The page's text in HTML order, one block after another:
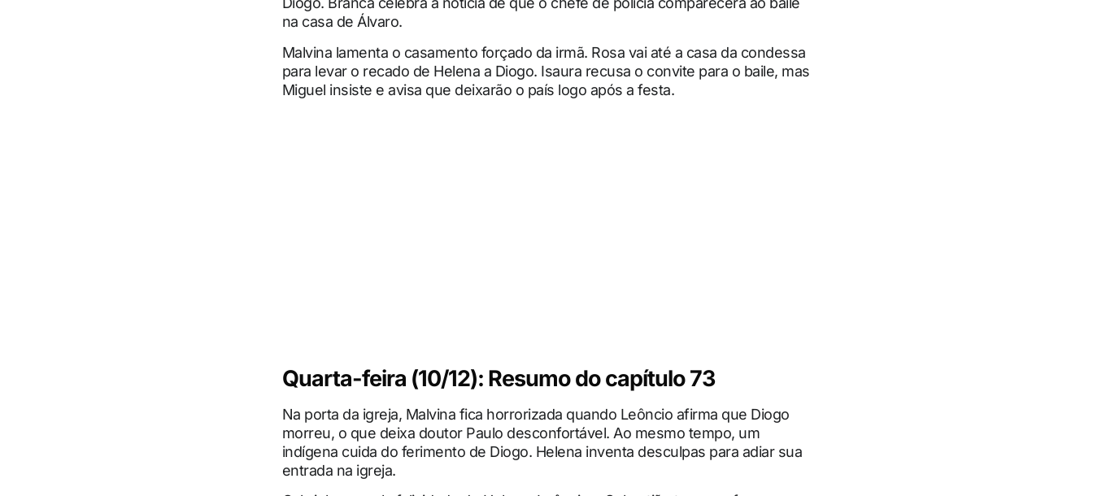
na casa de Álvaro.
Malvina lamenta o casamento forçado da irmã. Rosa vai até a casa da condessa
para levar o recado de Helena a Diogo. Isaura recusa o convite para o baile, mas
Miguel insiste e avisa que deixarão o país logo após a festa.
Quarta-feira (10/12): Resumo do capítulo 73
Na porta da igreja, Malvina fica horrorizada quando Leôncio afirma que Diogo
morreu, o que deixa doutor Paulo desconfortável. Ao mesmo tempo, um
indígena cuida do ferimento de Diogo. Helena inventa desculpas para adiar sua
entrada na igreja.